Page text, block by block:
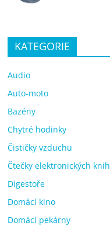
KATEGORIE
Audio
Auto-moto
Bazény
Chytré hodinky
Čističky vzduchu
Čtečky elektronických knih
Digestoře
Domácí kino
Domácí pekárny